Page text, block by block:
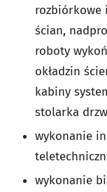
rozbiórkowe
ścian,
roboty
okładzin
kabiny
stolarka
wykonanie
wykonanie